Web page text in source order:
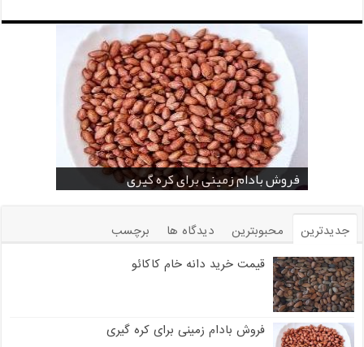
قیمت خرید دانه خام کاکائو
فروش بادام زمینی برای کره گیری
خرید عمده کنجد در تهران
خرید عمده کنجد سیاه و سفید
خرید بادام زمینی فله
خرید عمده کنجد سیاه
خرید عمده کنجد سفید
قیمت خرید کافی میت در کرمان
فروش انواع کنجد در یزد ( Sesame )
جدیدترین محبوبترین دیدگاه ها
برچسب
قیمت خرید دانه خام کاکائو
فروش بادام زمینی برای کره گیری